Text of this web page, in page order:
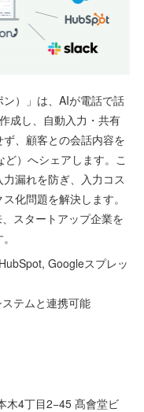
）」は、AIが電話で話
成し、自動入力・共有
、顧客との会話内容を
）へシェアします。こ
漏れを防ぎ、入力コス
化問題を解決します。
スタートアップ企業を
Googleスプレッ
テムと連携可能
4丁目2−45 髙會堂ビ